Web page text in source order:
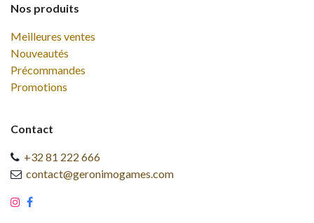
Nos produits
Meilleures ventes
Nouveautés
Précommandes
Promotions
Contact
+32 81 222 666
contact@geronimogames.com